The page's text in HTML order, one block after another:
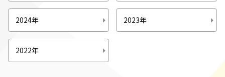
2024年 2023年
2022年